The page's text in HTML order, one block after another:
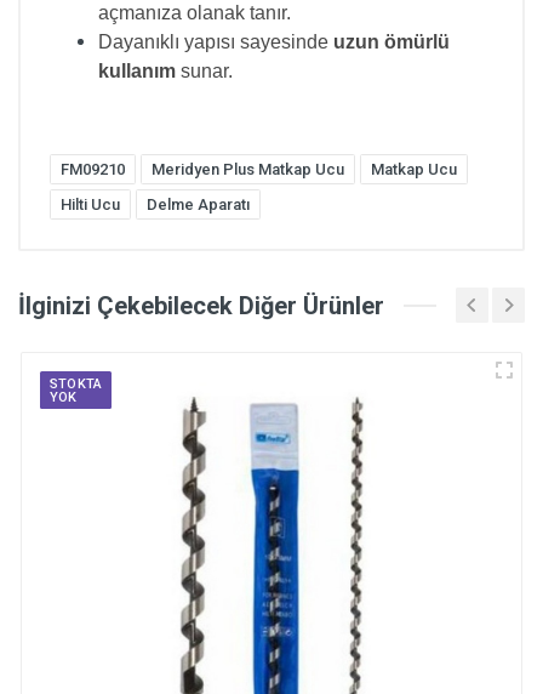
açmanıza olanak tanır.
Dayanıklı yapısı sayesinde uzun ömürlü
kullanım sunar.
FM09210 Meridyen Plus Matkap Ucu
Matkap Ucu
Hilti Ucu
Delme Aparatı
İlginizi Çekebilecek Diğer Ürünler
STOKTA
YOK